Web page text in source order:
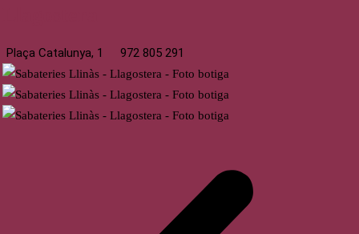
Plaça Catalunya, 1 972 805 291